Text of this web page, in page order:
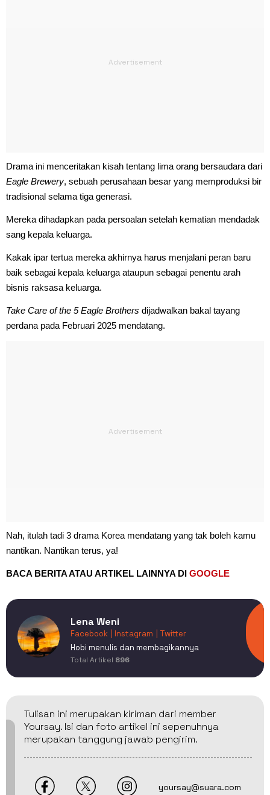
Drama ini menceritakan kisah tentang lima orang bersaudara dari
Eagle Brewery, sebuah perusahaan besar yang memproduksi bir
tradisional selama tiga generasi.
Mereka dihadapkan pada persoalan setelah kematian mendadak
sang kepala keluarga.
Kakak ipar tertua mereka akhirnya harus menjalani peran baru
baik sebagai kepala keluarga ataupun sebagai penentu arah
bisnis raksasa keluarga.
Take Care of the 5 Eagle Brothers dijadwalkan bakal tayang
perdana pada Februari 2025 mendatang.
Nah, itulah tadi 3 drama Korea mendatang yang tak boleh kamu
nantikan. Nantikan terus, ya!
BACA BERITA ATAU ARTIKEL LAINNYA DI GOOGLE
Lena Weni
Facebook | Instagram
| Twitter
Hobi menulis dan membagikannya
Total Artikel 896
Tulisan ini merupakan kiriman dari member
Yoursay. Isi dan foto artikel ini sepenuhnya
merupakan tanggung jawab pengirim.
yoursay@suara.com